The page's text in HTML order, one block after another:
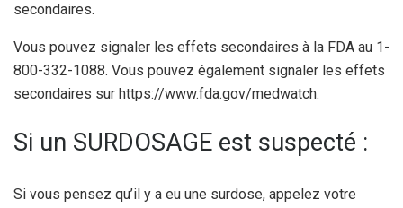
secondaires.
Vous pouvez signaler les effets secondaires à la FDA au 1-
800-332-1088. Vous pouvez également signaler les effets
secondaires sur https://www.fda.gov/medwatch.
Si un SURDOSAGE est suspecté :
Si vous pensez qu’il y a eu une surdose, appelez votre